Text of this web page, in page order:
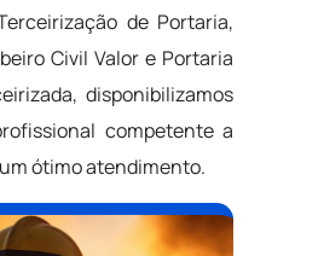
de Portaria,
Civil Valor e Portaria
disponibilizamos
competente a
ótimo atendimento.